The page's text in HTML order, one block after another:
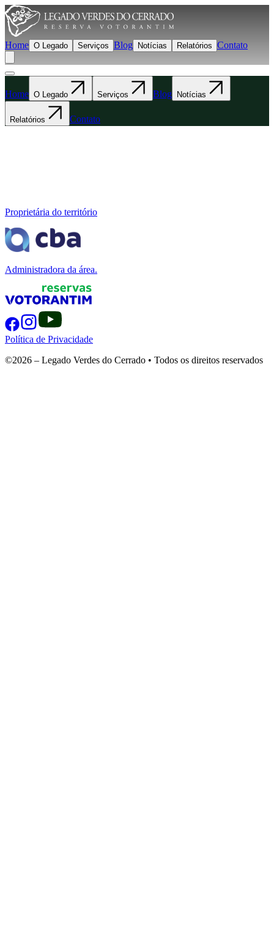
Home O Legado Serviços Blog Notícias Relatórios Contato
Home O Legado Serviços Blog Notícias
Relatórios Contato
Proprietária do território
Administradora da área.
Política de Privacidade
©2026 – Legado Verdes do Cerrado • Todos os direitos reservados